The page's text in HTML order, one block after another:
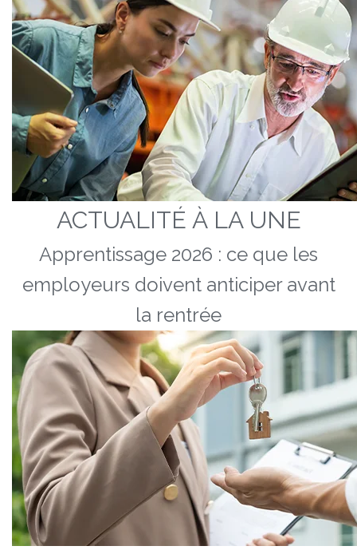
ACTUALITÉ À LA UNE
Apprentissage 2026 : ce que les
employeurs doivent anticiper avant
la rentrée